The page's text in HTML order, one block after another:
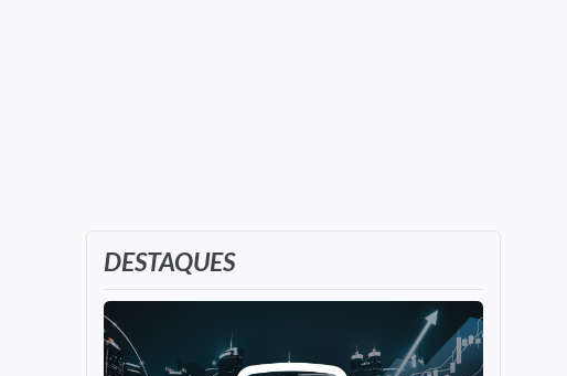
DESTAQUES